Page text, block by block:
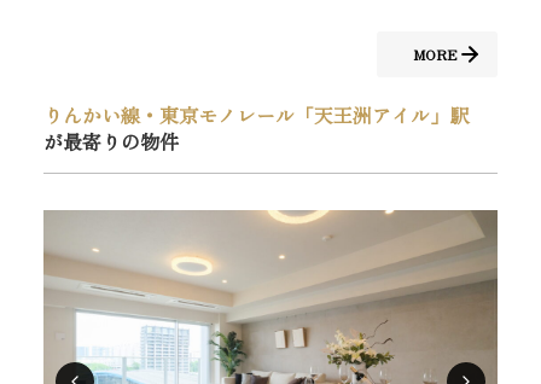
MORE
りんかい線・東京モノレール「天王洲アイル」駅
が最寄りの物件